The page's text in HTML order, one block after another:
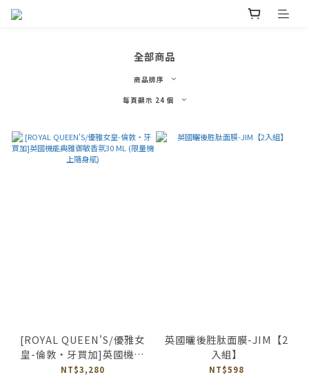
全部商品
商品排序
每頁顯示 24 個
[ROYAL QUEEN'S/優雅女
皇-倫敦‧牙買加]英國機能
典雅御敏香氛30 ML (限量
NT$3,280
英國曬後胜肽面膜-JIM【2
入組】
NT$598